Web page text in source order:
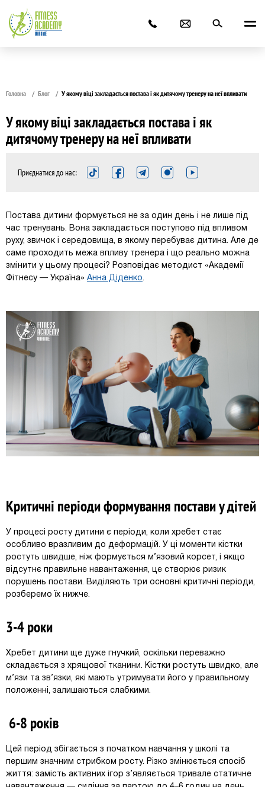
Головна Блог У якому віці закладається постава і як дитячому тренеру на неї впливати
У якому віці закладається постава і як
дитячому тренеру на неї впливати
Приєднатися до нас:
Постава дитини формується не за один день і не лише під
час тренувань. Вона закладається поступово під впливом
руху, звичок і середовища, в якому перебуває дитина. Але де
саме проходить межа впливу тренера і що реально можна
змінити у цьому процесі? Розповідає методист «Академії
Фітнесу — Україна» Анна Діденко.
Критичні періоди формування постави у дітей
У процесі росту дитини є періоди, коли хребет стає
особливо вразливим до деформацій. У ці моменти кістки
ростуть швидше, ніж формується м’язовий корсет, і якщо
відсутнє правильне навантаження, це створює ризик
порушень постави. Виділяють три основні критичні періоди,
розберемо їх нижче.
3-4 роки
Хребет дитини ще дуже гнучкий, оскільки переважно
складається з хрящової тканини. Кістки ростуть швидко, але
м’язи та зв’язки, які мають утримувати його у правильному
положенні, залишаються слабкими.
6-8 років
Цей період збігається з початком навчання у школі та
першим значним стрибком росту. Різко змінюється спосіб
життя: замість активних ігор з’являється тривале статичне